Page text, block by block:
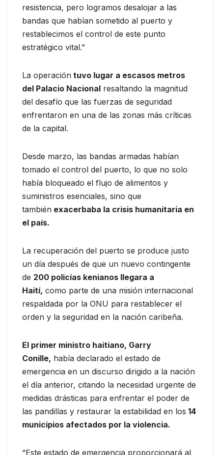
resistencia, pero logramos desalojar a las
bandas que habían sometido al puerto y
restablecimos el control de este punto
estratégico vital.”
La operación tuvo lugar a escasos metros
del Palacio Nacional resaltando la magnitud
del desafío que las fuerzas de seguridad
enfrentaron en una de las zonas más críticas
de la capital.
Desde marzo, las bandas armadas habían
tomado el control del puerto, lo que no solo
había bloqueado el flujo de alimentos y
suministros esenciales, sino que
también exacerbaba la crisis humanitaria en
el país.
La recuperación del puerto se produce justo
un día después de que un nuevo contingente
de 200 policías kenianos llegara a
Haití, como parte de una misión internacional
respaldada por la ONU para restablecer el
orden y la seguridad en la nación caribeña.
El primer ministro haitiano, Garry
Conille, había declarado el estado de
emergencia en un discurso dirigido a la nación
el día anterior, citando la necesidad urgente de
medidas drásticas para enfrentar el poder de
las pandillas y restaurar la estabilidad en los 14
municipios afectados por la violencia.
“Este estado de emergencia proporcionará al